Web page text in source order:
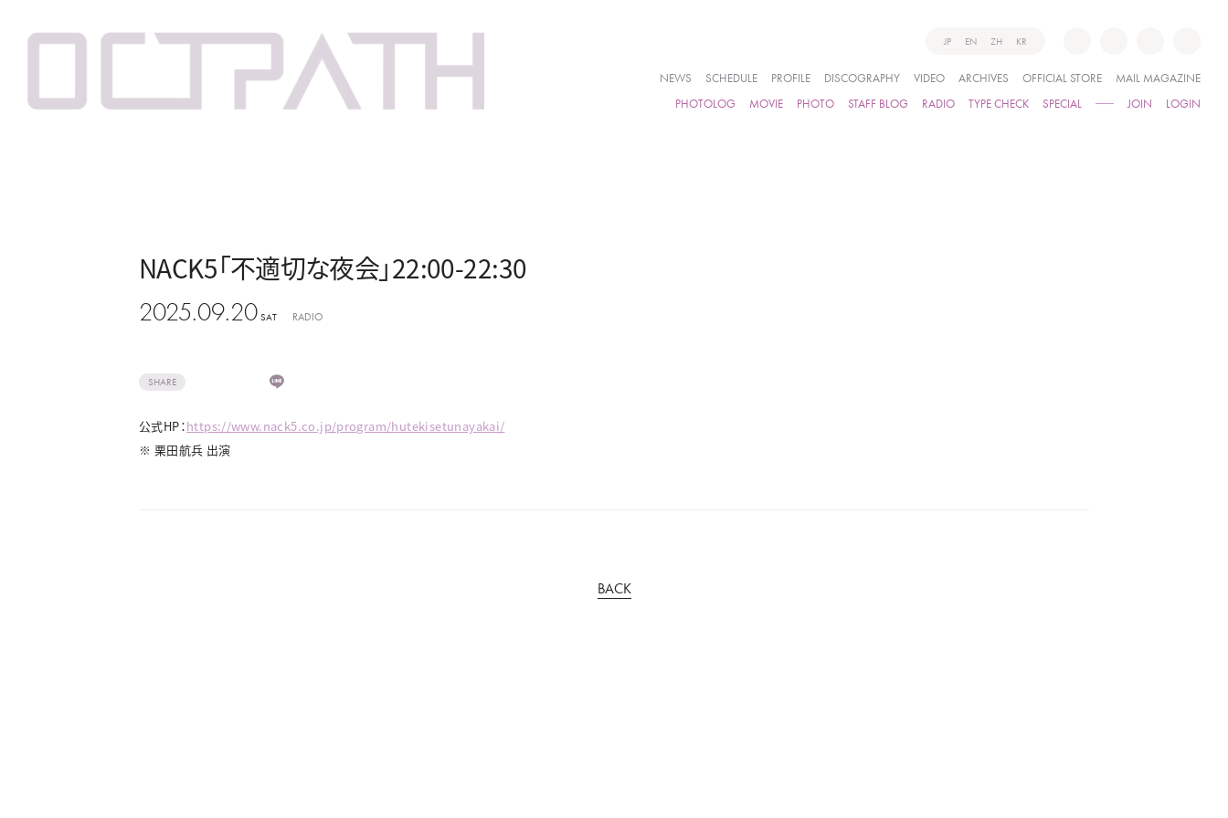
JP EN ZH KR
NEWS SCHEDULE PROFILE DISCOGRAPHY VIDEO ARCHIVES OFFICIAL STORE
MAIL MAGAZINE
PHOTOLOG
MOVIE PHOTO STAFF BLOG RADIO TYPE CHECK SPECIAL JOIN LOGIN
NACK5「不適切な夜会」22:00-22:30
2025.09.20 SAT RADIO
SHARE
公式HP：https://www.nack5.co.jp/program/hutekisetunayakai/
※ 栗田航兵 出演
BACK